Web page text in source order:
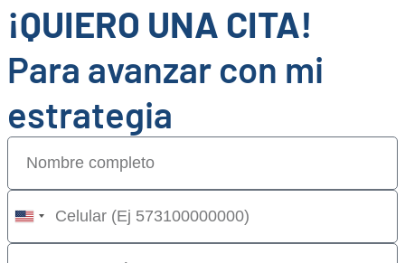
¡QUIERO UNA CITA!
Para avanzar con mi
estrategia
United
States